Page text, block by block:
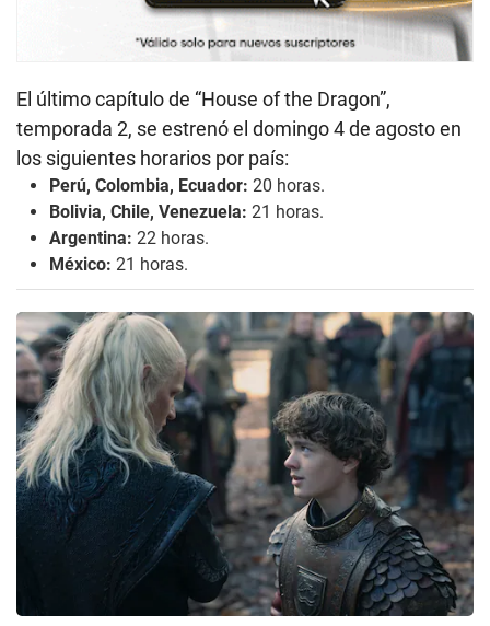
El último capítulo de “House of the Dragon”,
temporada 2, se estrenó el domingo 4 de agosto en
los siguientes horarios por país:
Perú, Colombia, Ecuador: 20 horas.
Bolivia, Chile, Venezuela: 21 horas.
Argentina: 22 horas.
México: 21 horas.